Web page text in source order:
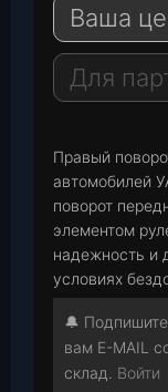
r
a
m
s
A
p
a
i
l
Ваша
Для
Правый
автомобилей
поворот
элементом
надежность и
условиях
🔔
вам E-MAIL
склад. Войти